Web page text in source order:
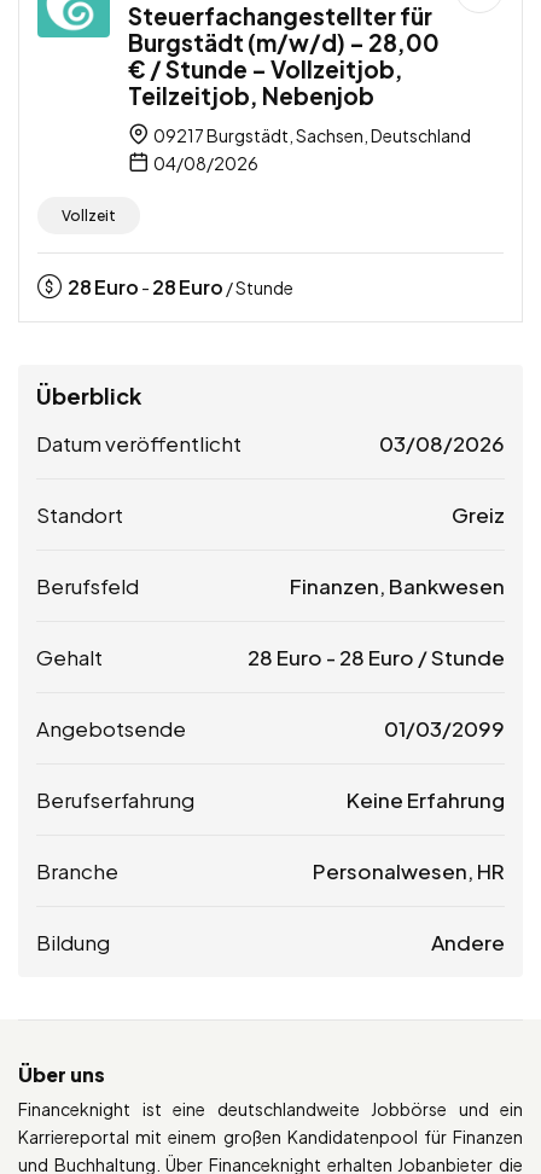
Steuerfachangestellter für
Burgstädt (m/w/d) – 28,00
€ / Stunde – Vollzeitjob,
Teilzeitjob, Nebenjob
09217 Burgstädt, Sachsen, Deutschland
04/08/2026
Vollzeit
28Euro - 28Euro / Stunde
Überblick
Datum veröffentlicht 03/08/2026
Standort Greiz
Berufsfeld Finanzen, Bankwesen
Gehalt 28 Euro - 28 Euro / Stunde
Angebotsende 01/03/2099
Berufserfahrung Keine Erfahrung
Branche Personalwesen, HR
Bildung Andere
Über uns
Financeknight ist eine deutschlandweite Jobbörse und ein
Karriereportal mit einem großen Kandidatenpool für Finanzen
und Buchhaltung. Über Financeknight erhalten Jobanbieter die